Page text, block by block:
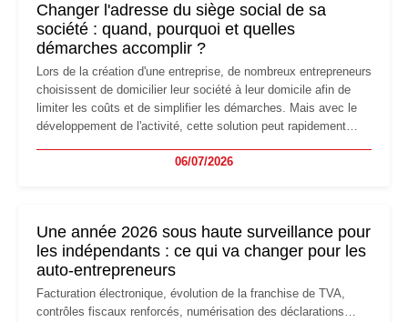
Changer l'adresse du siège social de sa
société : quand, pourquoi et quelles
démarches accomplir ?
Lors de la création d'une entreprise, de nombreux entrepreneurs
choisissent de domicilier leur société à leur domicile afin de
limiter les coûts et de simplifier les démarches. Mais avec le
développement de l'activité, cette solution peut rapidement
professionnels, recrutement, image de marque… Le
06/07/2026
Une année 2026 sous haute surveillance pour
les indépendants : ce qui va changer pour les
auto-entrepreneurs
Facturation électronique, évolution de la franchise de TVA,
contrôles fiscaux renforcés, numérisation des déclarations…